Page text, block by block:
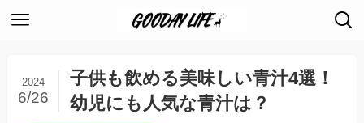
子供も飲める美味しい青汁4選！
幼児にも人気な青汁は？
2024
6/26